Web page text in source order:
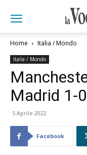
Home Italia / Mondo
Italia / Mondo
Madrid 1-
5 Aprile 2022
Facebook